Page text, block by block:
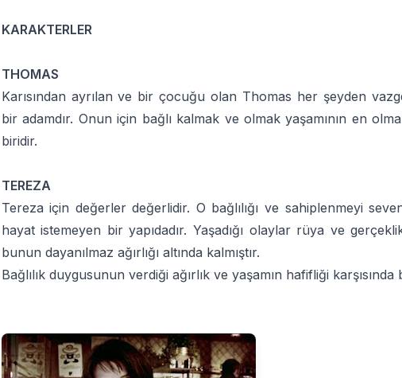
KARAKTERLER
THOMAS
Karısından ayrılan ve bir çocuğu olan Thomas her şeyden
bir adamdır. Onun için bağlı kalmak ve olmak yaşamının en
biridir.
TEREZA
Tereza için değerler değerlidir. O bağlılığı ve sahiplenmeyi
hayat istemeyen bir yapıdadır. Yaşadığı olaylar rüya ve
bunun dayanılmaz ağırlığı altında kalmıştır.
Bağlılık duygusunun verdiği ağırlık ve yaşamın hafifliği karşısında